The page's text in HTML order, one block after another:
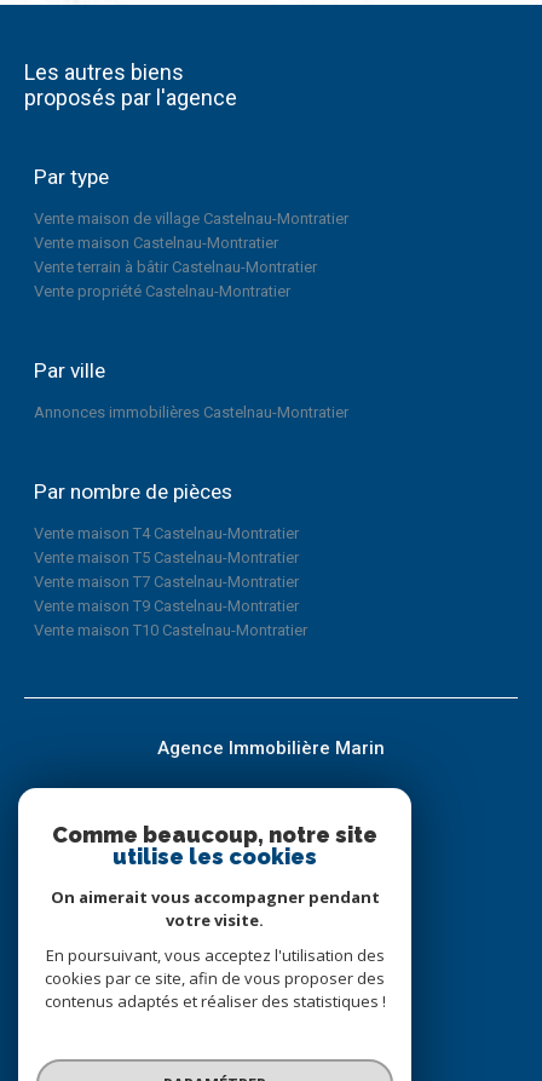
Les autres biens
proposés par l'agence
Par type
Vente maison de village Castelnau-Montratier
Vente maison Castelnau-Montratier
Vente terrain à bâtir Castelnau-Montratier
Vente propriété Castelnau-Montratier
Par ville
Annonces immobilières Castelnau-Montratier
Par nombre de pièces
Vente maison T4 Castelnau-Montratier
Vente maison T5 Castelnau-Montratier
Vente maison T7 Castelnau-Montratier
Vente maison T9 Castelnau-Montratier
Vente maison T10 Castelnau-Montratier
Agence Immobilière Marin
geoffroy@immobilier-marin.com
37 RUE CLEMENCEAU
Nous suivre sur
Comme beaucoup, notre site
utilise les cookies
On aimerait vous accompagner pendant
votre visite.
En poursuivant, vous acceptez l'utilisation des
cookies par ce site, afin de vous proposer des
contenus adaptés et réaliser des statistiques !